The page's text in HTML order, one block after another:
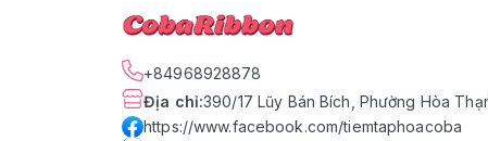
+84968928878
Địa chỉ:390/17 Lũy Bán Bích, Phường Hòa
https://www.facebook.com/tiemtaphoacoba